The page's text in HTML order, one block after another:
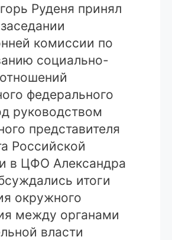
Руденя принял
комиссии по
социально-
федерального
руководством
представителя
Российской
в ЦФО Александра
итоги
окружного
между органами
власти